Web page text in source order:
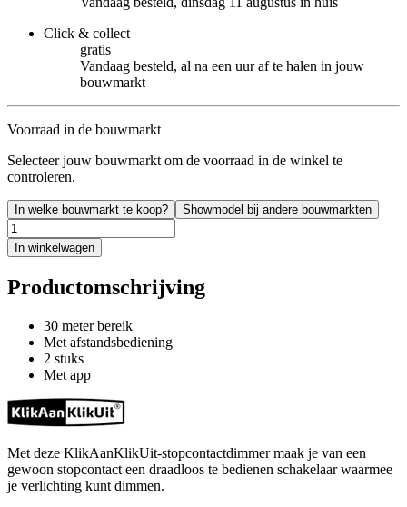
Click & collect
gratis
Vandaag besteld, al na een uur af te halen in jouw
bouwmarkt
Voorraad in de bouwmarkt
Selecteer jouw bouwmarkt om de voorraad in de winkel te
controleren.
In welke bouwmarkt te koop? Showmodel bij andere bouwmarkten
In winkelwagen
Productomschrijving
30 meter bereik
Met afstandsbediening
2 stuks
Met app
Met deze KlikAanKlikUit-stopcontactdimmer maak je van een
gewoon stopcontact een draadloos te bedienen schakelaar waarmee
je verlichting kunt dimmen.